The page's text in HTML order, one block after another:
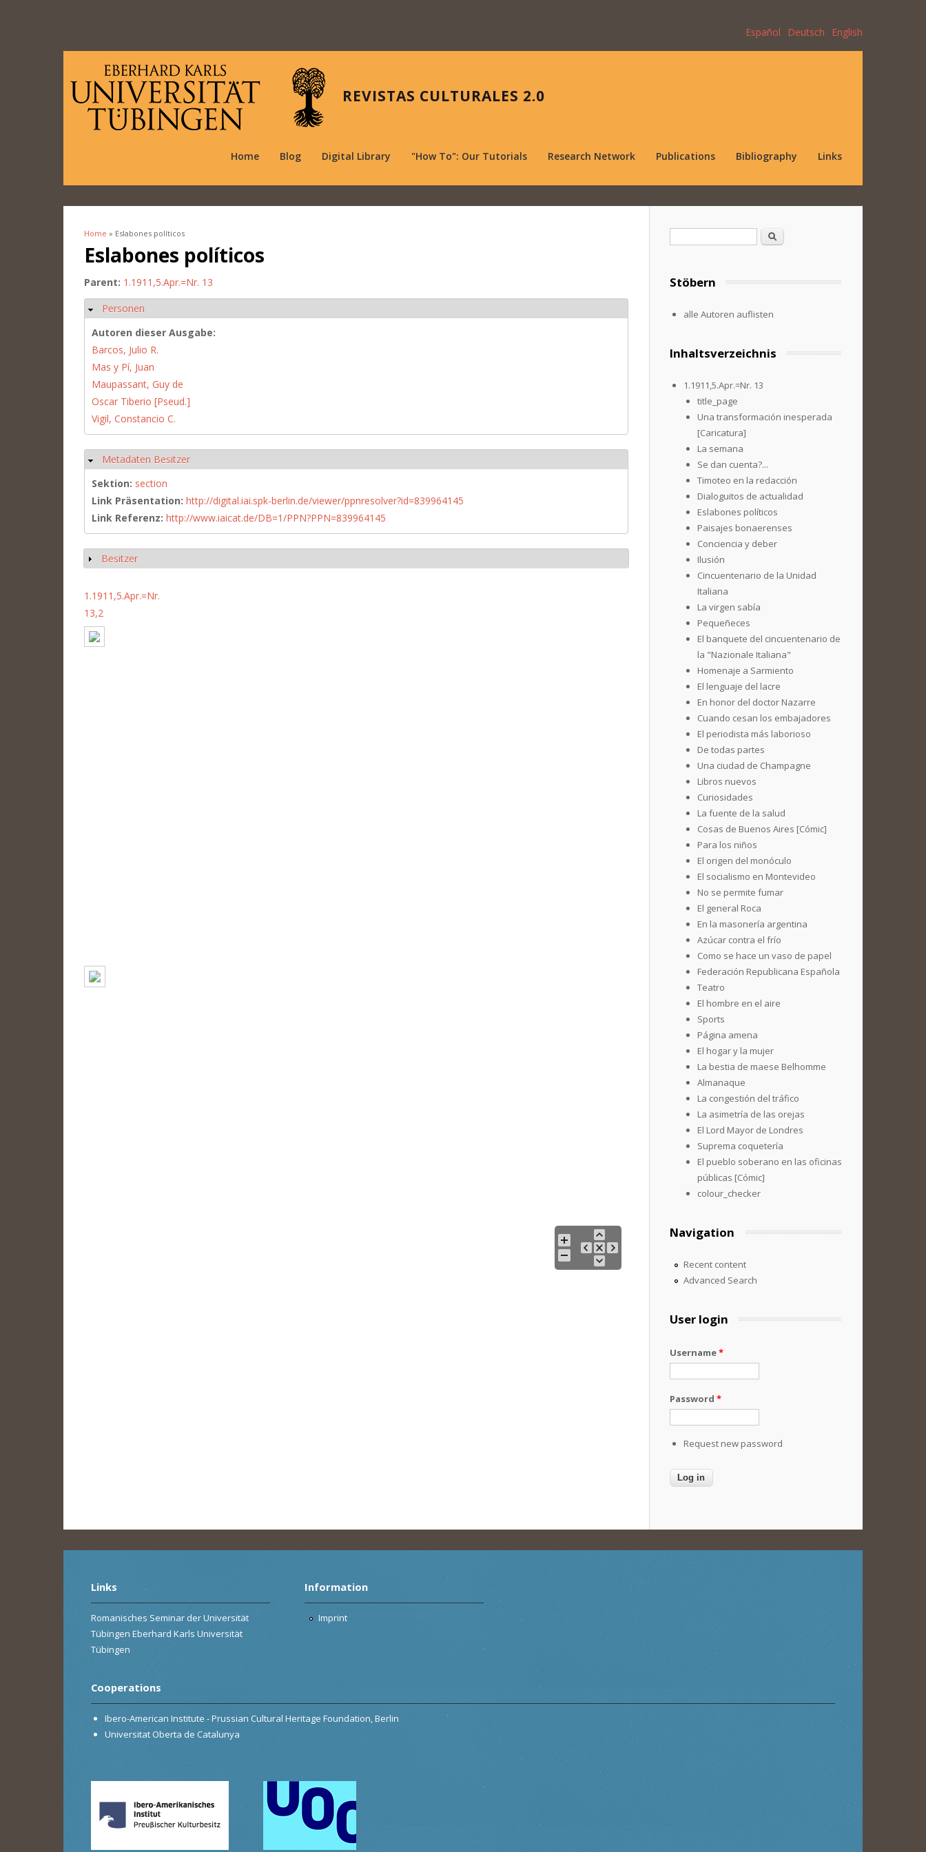
Español Deutsch English
REVISTAS CULTURALES 2.0
Home Blog Digital Library "How To": Our Tutorials Research Network Publications Bibliography Links
You are here
Home » Eslabones políticos
Eslabones políticos
Parent: 1.1911,5.Apr.=Nr. 13
Hide
Personen
Autoren dieser Ausgabe:
Barcos, Julio R.
Mas y Pí, Juan
Maupassant, Guy de
Oscar Tiberio [Pseud.]
Vigil, Constancio C.
Hide
Metadaten Besitzer
Sektion: section
Link Präsentation: http://digital.iai.spk-berlin.de/viewer/ppnresolver?id=839964145
Link Referenz: http://www.iaicat.de/DB=1/PPN?PPN=839964145
Show
Besitzer
1.1911,5.Apr.=Nr.
13,2
Search
Stöbern
alle Autoren auflisten
Inhaltsverzeichnis
1.1911,5.Apr.=Nr. 13
title_page
Una transformación inesperada
[Caricatura]
La semana
Se dan cuenta?...
Timoteo en la redacción
Dialoguitos de actualidad
Eslabones políticos
Paisajes bonaerenses
Conciencia y deber
Ilusión
Cincuentenario de la Unidad
Italiana
La virgen sabía
Pequeñeces
El banquete del cincuentenario de
la "Nazionale Italiana"
Homenaje a Sarmiento
El lenguaje del lacre
En honor del doctor Nazarre
Cuando cesan los embajadores
El periodista más laborioso
De todas partes
Una ciudad de Champagne
Libros nuevos
Curiosidades
La fuente de la salud
Cosas de Buenos Aires [Cómic]
Para los niños
El origen del monóculo
El socialismo en Montevideo
No se permite fumar
El general Roca
En la masonería argentina
Azúcar contra el frío
Como se hace un vaso de papel
Federación Republicana Española
Teatro
El hombre en el aire
Sports
Página amena
El hogar y la mujer
La bestia de maese Belhomme
Almanaque
La congestión del tráfico
La asimetría de las orejas
El Lord Mayor de Londres
Suprema coquetería
El pueblo soberano en las oficinas
públicas [Cómic]
colour_checker
Navigation
Recent content
Advanced Search
User login
Username*
Password *
Request new password
Links
Romanisches Seminar der Universität
Tübingen Eberhard Karls Universität
Tübingen
Information
Imprint
Cooperations
Ibero-American Institute - Prussian Cultural Heritage Foundation, Berlin
Universitat Oberta de Catalunya